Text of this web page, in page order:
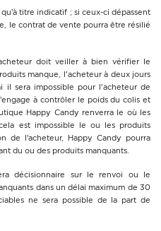
titre indicatif ; si ceux-ci dépassent
le contrat de vente pourra être résilié
doit veiller à bien vérifier le
manque, l'acheteur à deux jours
il sera impossible pour l'acheteur de
à contrôler le poids du colis et
Happy Candy renverra le où les
est impossible le ou les produits
de l’acheteur, Happy Candy pourra
du ou des produits manquants.
décisionnaire sur le renvoi ou le
dans un délai maximum de 30
ne sera possible de la part de